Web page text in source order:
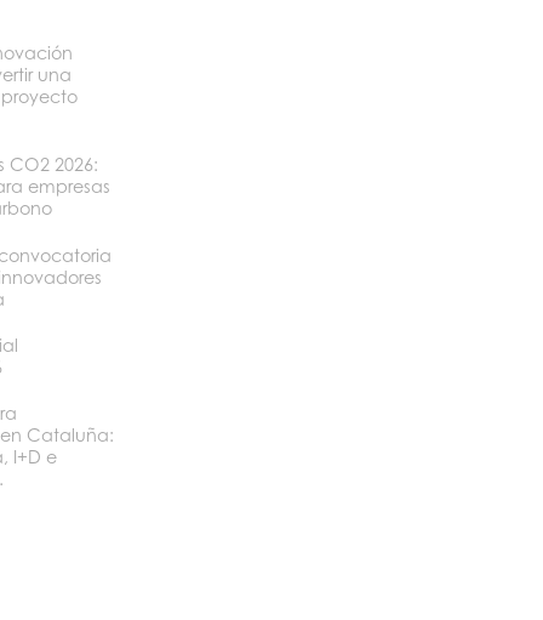
una
CO2 2026:
empresas
Cataluña:
I+D e